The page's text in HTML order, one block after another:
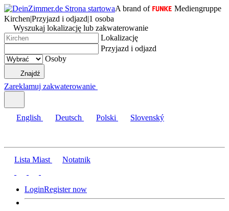
A brand of
Mediengruppe
Kirchen|Przyjazd i odjazd|1 osoba
Wyszukaj lokalizację lub zakwaterowanie
Lokalizację
Przyjazd i odjazd
Osoby
Znajdź
Zareklamuj zakwaterowanie
English Deutsch Polski Slovenský
Lista Miast Notatnik
LoginRegister now